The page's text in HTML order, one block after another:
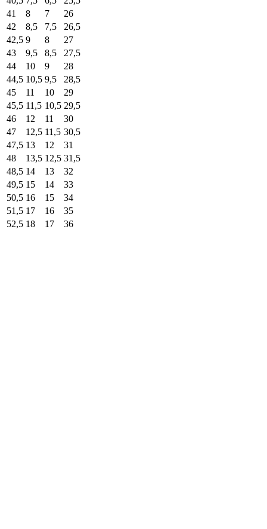
41
8 7
26
42
8,5 7,5
26,5
42,5 9 8
27
43
9,5 8,5
27,5
44
10 9
28
44,5 10,5 9,5
28,5
45
11 10
29
45,5 11,5 10,5 29,5
46
12 11
30
47
12,5 11,5 30,5
47,5 13 12
31
48
13,5 12,5 31,5
48,5 14 13
32
49,5 15 14
33
50,5 16 15
34
51,5 17 16
35
52,5 18 17 36